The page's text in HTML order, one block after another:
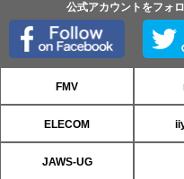
公式アカウントをフォ
FMV
ELECOM
JAWS-UG